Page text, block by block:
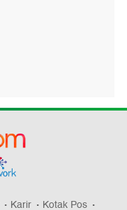
Karir Kotak Pos